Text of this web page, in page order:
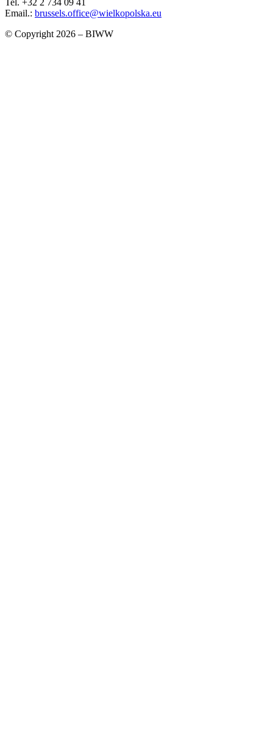
Tel. +32 2 734 09 41
Email.: brussels.office@wielkopolska.eu
© Copyright 2026 – BIWW